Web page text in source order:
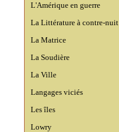
L'Amérique en guerre
La Littérature à contre-nuit
La Matrice
La Soudière
La Ville
Langages viciés
Les îles
Lowry